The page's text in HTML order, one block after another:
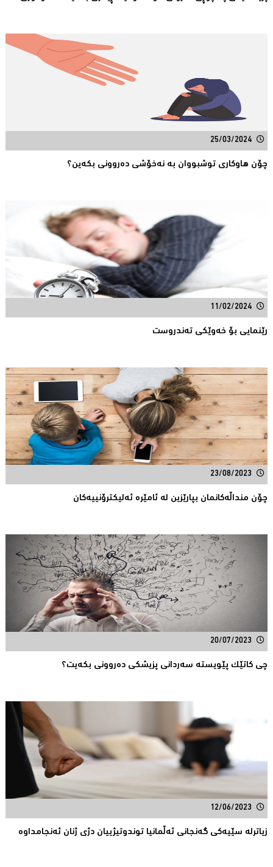
25/03/2024
چۆن هاوکاری توشبووان بە نەخۆشی دەروونی بکەین؟
11/02/2024
رێنمایی بۆ خەوێکی تەندروست
23/08/2023
چۆن منداڵەکانمان بپارێزین لە ئامێرە ئەلیکترۆنییەکان
20/07/2023
چی کاتێک پێویستە سەردانی پزیشکی دەروونی بکەیت؟
12/06/2023
زیاترله‌ سێیه‌كی گه‌نجانی‌ ئه‌ڵمانیا توندوتیژییان دژی‌ ژنان ئه‌نجامداوه‌